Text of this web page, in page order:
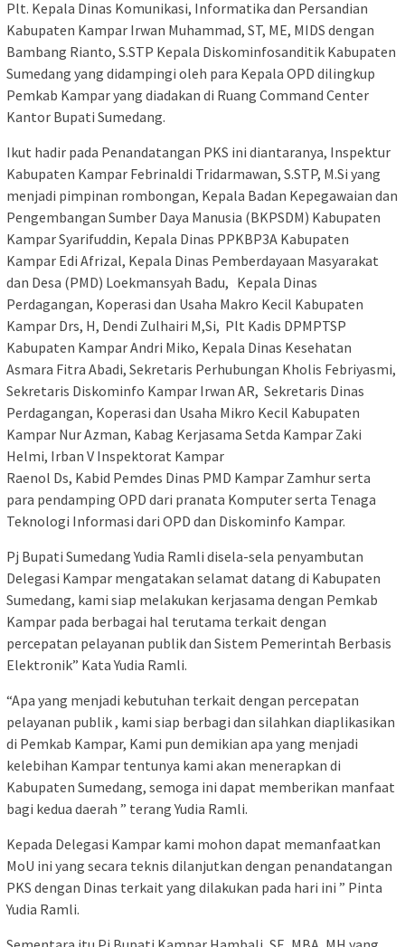
Plt. Kepala Dinas Komunikasi, Informatika dan Persandian
Kabupaten Kampar Irwan Muhammad, ST, ME, MIDS dengan
Bambang Rianto, S.STP Kepala Diskominfosanditik Kabupaten
Sumedang yang didampingi oleh para Kepala OPD dilingkup
Pemkab Kampar yang diadakan di Ruang Command Center
Kantor Bupati Sumedang.
Ikut hadir pada Penandatangan PKS ini diantaranya, Inspektur
Kabupaten Kampar Febrinaldi Tridarmawan, S.STP, M.Si yang
menjadi pimpinan rombongan, Kepala Badan Kepegawaian dan
Pengembangan Sumber Daya Manusia (BKPSDM) Kabupaten
Kampar Syarifuddin, Kepala Dinas PPKBP3A Kabupaten
Kampar Edi Afrizal, Kepala Dinas Pemberdayaan Masyarakat
dan Desa (PMD) Loekmansyah Badu, Kepala Dinas
Perdagangan, Koperasi dan Usaha Makro Kecil Kabupaten
Kampar Drs, H, Dendi Zulhairi M,Si, Plt Kadis DPMPTSP
Kabupaten Kampar Andri Miko, Kepala Dinas Kesehatan
Asmara Fitra Abadi, Sekretaris Perhubungan Kholis Febriyasmi,
Sekretaris Diskominfo Kampar Irwan AR, Sekretaris Dinas
Perdagangan, Koperasi dan Usaha Mikro Kecil Kabupaten
Kampar Nur Azman, Kabag Kerjasama Setda Kampar Zaki
Helmi, Irban V Inspektorat Kampar
Raenol Ds, Kabid Pemdes Dinas PMD Kampar Zamhur serta
para pendamping OPD dari pranata Komputer serta Tenaga
Teknologi Informasi dari OPD dan Diskominfo Kampar.
Pj Bupati Sumedang Yudia Ramli disela-sela penyambutan
Delegasi Kampar mengatakan selamat datang di Kabupaten
Sumedang, kami siap melakukan kerjasama dengan Pemkab
Kampar pada berbagai hal terutama terkait dengan
percepatan pelayanan publik dan Sistem Pemerintah Berbasis
Elektronik” Kata Yudia Ramli.
“Apa yang menjadi kebutuhan terkait dengan percepatan
pelayanan publik , kami siap berbagi dan silahkan diaplikasikan
di Pemkab Kampar, Kami pun demikian apa yang menjadi
kelebihan Kampar tentunya kami akan menerapkan di
Kabupaten Sumedang, semoga ini dapat memberikan manfaat
bagi kedua daerah ” terang Yudia Ramli.
Kepada Delegasi Kampar kami mohon dapat memanfaatkan
MoU ini yang secara teknis dilanjutkan dengan penandatangan
PKS dengan Dinas terkait yang dilakukan pada hari ini ” Pinta
Yudia Ramli.